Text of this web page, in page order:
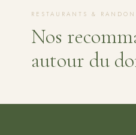
RESTAURANTS &
Nos
autour du